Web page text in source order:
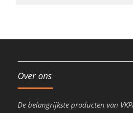
Over ons
De belangrijkste producten van